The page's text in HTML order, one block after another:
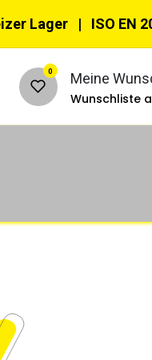
Lager | ISO EN
0 Meine
Wunschliste